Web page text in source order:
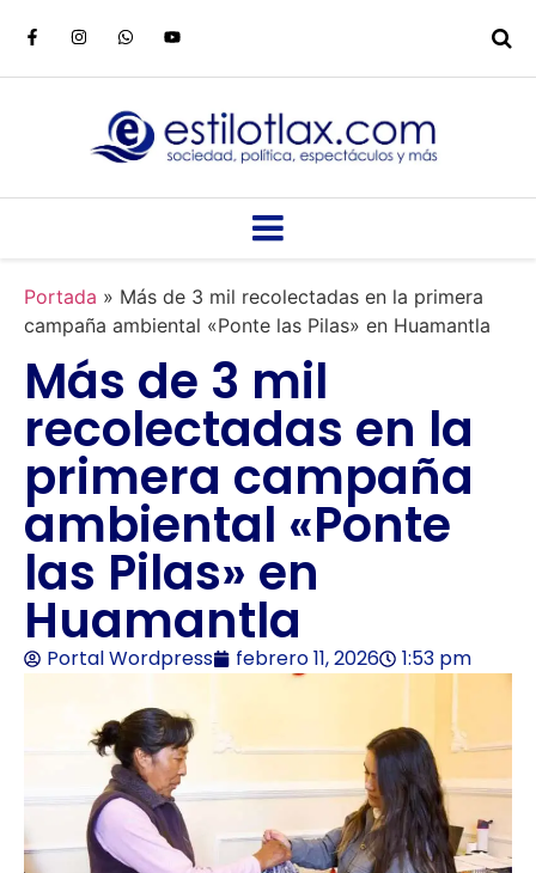
Portada » Más de 3 mil recolectadas en la primera
campaña ambiental «Ponte las Pilas» en Huamantla
Más de 3 mil
recolectadas en la
primera campaña
ambiental «Ponte
las Pilas» en
Huamantla
Portal Wordpress febrero 11, 2026 1:53 pm